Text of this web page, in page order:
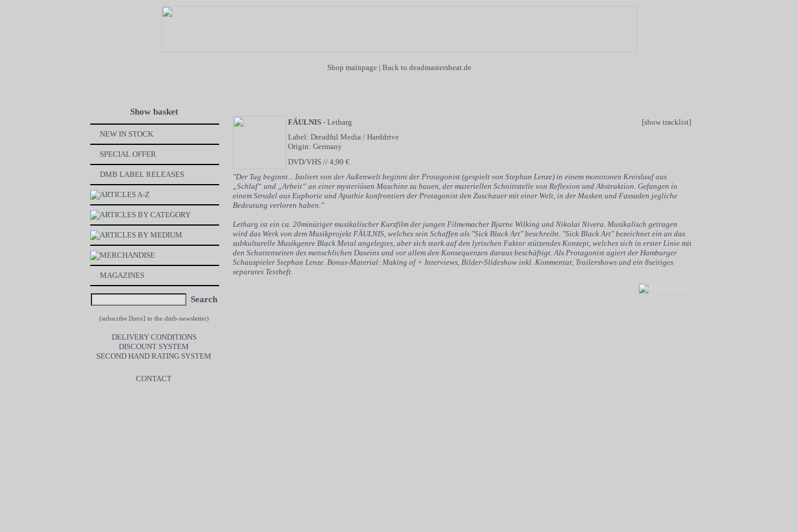
Shop mainpage| Back to deadmastersbeat.de
Show basket
NEW IN STOCK
SPECIAL OFFER
DMB LABEL RELEASES
ARTICLES A-Z
ARTICLES BY CATEGORY
ARTICLES BY MEDIUM
MERCHANDISE
MAGAZINES
Search
(subscribe [here] to the dmb-newsletter)
DELIVERY CONDITIONS
DISCOUNT SYSTEM
SECOND HAND RATING SYSTEM
CONTACT
FÄULNIS- Letharg
[show tracklist]
Label: Dreadful Media / Harddrive
Origin: Germany
DVD/VHS // 4,90 €
"Der Tag beginnt... Isoliert von der Außenwelt beginnt der Protagonist (gespielt von Stephan Lenze) in einem monotonen Kreislauf aus
„Schlaf“ und „Arbeit“ an einer mysteriösen Maschine zu bauen, der materiellen Schnittstelle von Reflexion und Abstraktion. Gefangen in
einem Strudel aus Euphorie und Apathie konfrontiert der Protagonist den Zuschauer mit einer Welt, in der Masken und Fassaden jegliche
Bedeutung verloren haben."
Letharg ist ein ca. 20minütiger musikalischer Kurzfilm der jungen Filmemacher Bjarne Wilking und Nikolai Nivera. Musikalisch getragen
wird das Werk von dem Musikprojekt FÄULNIS, welches sein Schaffen als "Sick Black Art" beschreibt. "Sick Black Art" bezeichnet ein an das
subkulturelle Musikgenre Black Metal angelegtes, aber sich stark auf den lyrischen Faktor stützendes Konzept, welches sich in erster Linie mit
den Schattenseiten des menschlichen Daseins und vor allem den Konsequenzen daraus beschäftigt. Als Protagonist agiert der Hamburger
Schauspieler Stephan Lenze. Bonus-Material: Making of + Interviews, Bilder-Slideshow inkl. Kommentar, Trailershows und ein 8seitiges
separates Textheft.